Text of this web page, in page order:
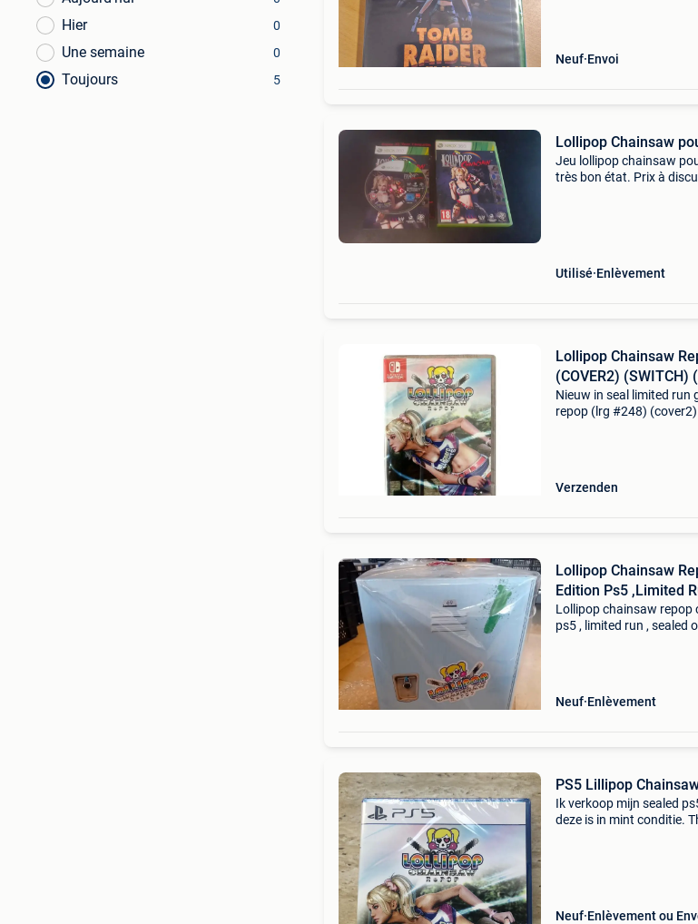
Hier 0
Une semaine 0
Toujours 5
Neuf Envoi
Lollipop Chainsaw
Jeu lollipop chainsaw
très bon état. Prix à
Utilisé Enlèvement
Lollipop Chainsaw
(COVER2) (SWITCH)
Nieuw in seal limited run
repop (lrg #248)
Verzenden
Lollipop Chainsaw
Edition Ps5 ,Limited
Lollipop chainsaw repop
ps5 , limited run , sealed
Neuf Enlèvement
PS5 Lillipop
Ik verkoop mijn sealed
deze is in mint conditie.
Neuf Enlèvement ou